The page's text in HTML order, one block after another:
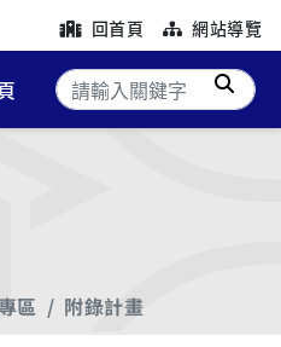
回首頁 網站導覽
搜尋
區 附錄計畫